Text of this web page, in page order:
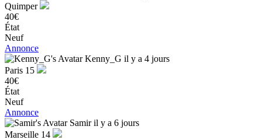
Quimper
40€
État
Neuf
Annonce
Kenny_G il y a 4 jours
Paris 15
40€
État
Neuf
Annonce
Samiril y a 6 jours
Marseille 14